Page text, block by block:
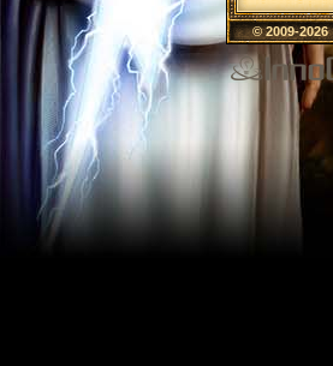
© 2009-2026